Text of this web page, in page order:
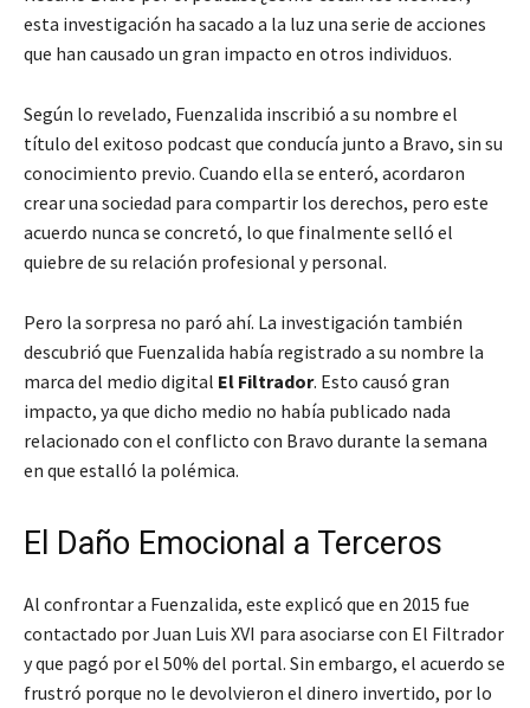
esta investigación ha sacado a la luz una serie de acciones
que han causado un gran impacto en otros individuos.
Según lo revelado, Fuenzalida inscribió a su nombre el
título del exitoso podcast que conducía junto a Bravo, sin su
conocimiento previo. Cuando ella se enteró, acordaron
crear una sociedad para compartir los derechos, pero este
acuerdo nunca se concretó, lo que finalmente selló el
quiebre de su relación profesional y personal.
Pero la sorpresa no paró ahí. La investigación también
descubrió que Fuenzalida había registrado a su nombre la
marca del medio digital El Filtrador. Esto causó gran
impacto, ya que dicho medio no había publicado nada
relacionado con el conflicto con Bravo durante la semana
en que estalló la polémica.
El Daño Emocional a Terceros
Al confrontar a Fuenzalida, este explicó que en 2015 fue
contactado por Juan Luis XVI para asociarse con El Filtrador
y que pagó por el 50% del portal. Sin embargo, el acuerdo se
frustró porque no le devolvieron el dinero invertido, por lo